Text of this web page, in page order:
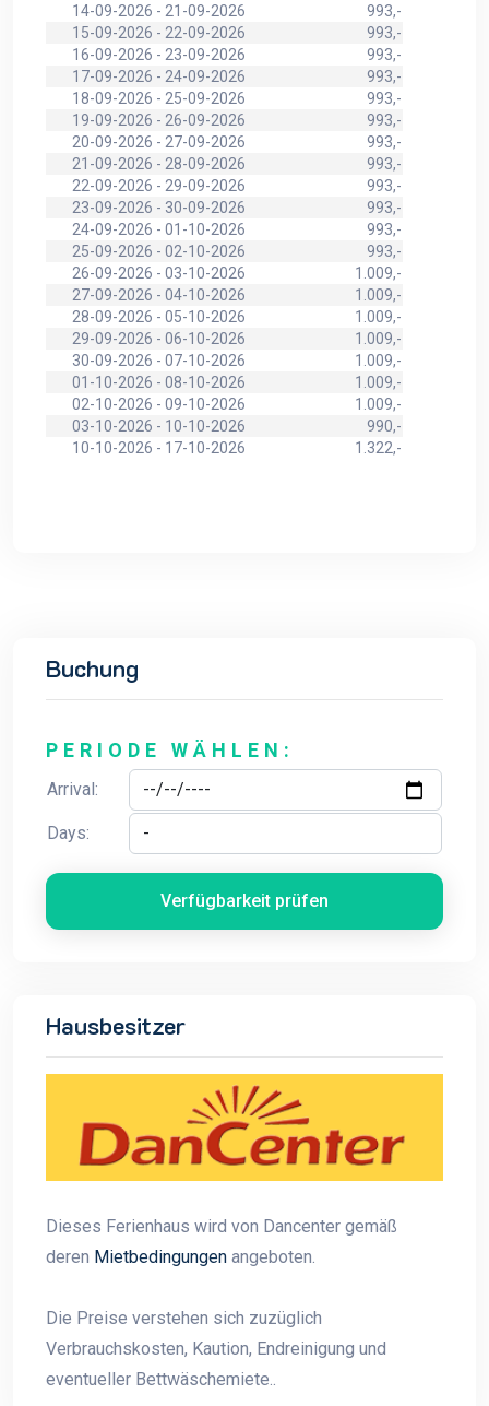
14-09-2026 - 21-09-2026
993,-
15-09-2026 - 22-09-2026
993,-
16-09-2026 - 23-09-2026
993,-
17-09-2026 - 24-09-2026
993,-
18-09-2026 - 25-09-2026
993,-
19-09-2026 - 26-09-2026
993,-
20-09-2026 - 27-09-2026
993,-
21-09-2026 - 28-09-2026
993,-
22-09-2026 - 29-09-2026
993,-
23-09-2026 - 30-09-2026
993,-
24-09-2026 - 01-10-2026
993,-
25-09-2026 - 02-10-2026
993,-
26-09-2026 - 03-10-2026
1.009,-
27-09-2026 - 04-10-2026
1.009,-
28-09-2026 - 05-10-2026
1.009,-
29-09-2026 - 06-10-2026
1.009,-
30-09-2026 - 07-10-2026
1.009,-
01-10-2026 - 08-10-2026
1.009,-
02-10-2026 - 09-10-2026
1.009,-
03-10-2026 - 10-10-2026
990,-
10-10-2026 - 17-10-2026
1.322,-
Buchung
PERIODE WÄHLEN:
Arrival:
Days:
Verfügbarkeit prüfen
Hausbesitzer
Dieses Ferienhaus wird von Dancenter gemäß
deren Mietbedingungen angeboten.
Die Preise verstehen sich zuzüglich
Verbrauchskosten, Kaution, Endreinigung und
eventueller Bettwäschemiete..